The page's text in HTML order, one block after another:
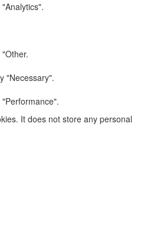
"Necessary".
It does not store any personal